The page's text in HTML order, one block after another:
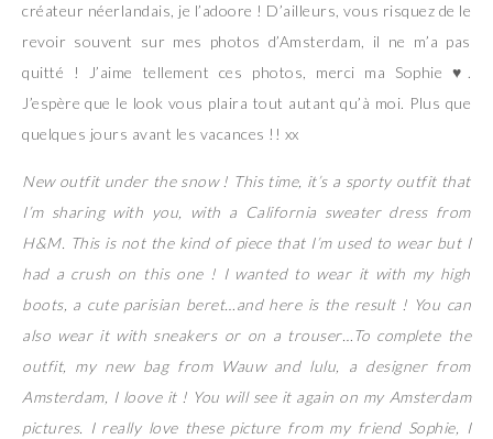
créateur néerlandais, je l’adoore ! D’ailleurs, vous risquez de le
revoir souvent sur mes photos d’Amsterdam, il ne m’a pas
quitté ! J’aime tellement ces photos, merci ma Sophie ♥ .
J’espère que le look vous plaira tout autant qu’à moi. Plus que
quelques jours avant les vacances !! xx
New outfit under the snow ! This time, it’s a sporty outfit that
I’m sharing with you, with a California sweater dress from
H&M. This is not the kind of piece that I’m used to wear but I
had a crush on this one ! I wanted to wear it with my high
boots, a cute parisian beret…and here is the result ! You can
also wear it with sneakers or on a trouser…To complete the
outfit, my new bag from Wauw and lulu, a designer from
Amsterdam, I loove it ! You will see it again on my Amsterdam
pictures. I really love these picture from my friend Sophie, I